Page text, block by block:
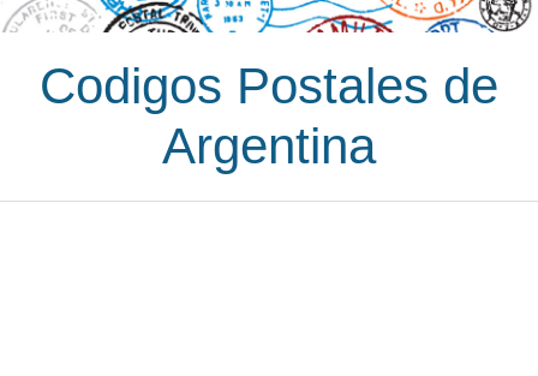
Codigos Postales de
Argentina